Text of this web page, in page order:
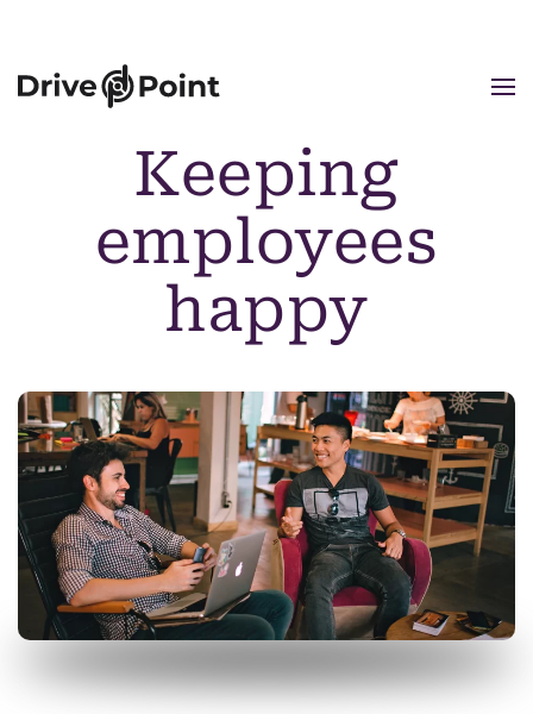
Skip to main content
28 August 2018
Keeping
employees
happy